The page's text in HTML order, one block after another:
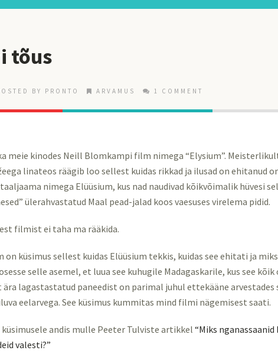
tõus
BY PRONTO ARVAMUS 1 COMMENT
meie kinodes Neill Blomkampi film nimega “Elysium”.
linateos räägib loo sellest kuidas rikkad ja ilusad on ehitanud
nimega Elüüsium, kus nad naudivad kõikvõimalik hüvesi
ülerahvastatud Maal pead-jalad koos vaesuses virelema pidid.
filmist ei taha ma rääkida.
on küsimus sellest kuidas Elüüsium tekkis, kuidas see ehitati ja
selle asemel, et luua see kuhugile Madagaskarile, kus see
ära lagastastatud paneedist on parimal juhul ettekääne arvestades
eelarvega. See küsimus kummitas mind filmi nägemisest saati.
küsimusele andis mulle Peeter Tulviste artikkel “Miks nganassaanid
valesti?”